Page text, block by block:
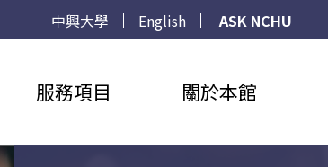
中興大學 English
ASK NCHU
服務項目 關於本館